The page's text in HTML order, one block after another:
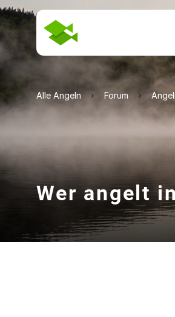
Alle Angeln Forum
Wer angelt